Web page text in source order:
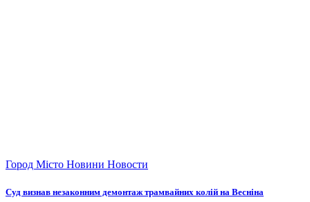
Город Місто Новини Новости
Суд визнав незаконним демонтаж трамвайних колій на Весніна